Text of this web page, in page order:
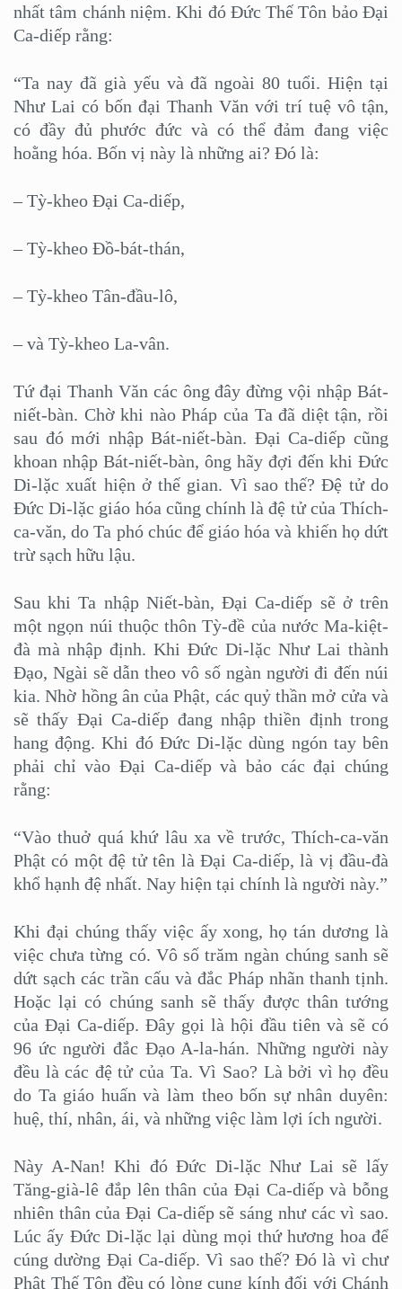
nhất tâm chánh niệm. Khi đó Đức Thế Tôn bảo Đại
Ca-diếp rằng:
“Ta nay đã già yếu và đã ngoài 80 tuổi. Hiện tại
Như Lai có bốn đại Thanh Văn với trí tuệ vô tận,
có đầy đủ phước đức và có thể đảm đang việc
hoằng hóa. Bốn vị này là những ai? Đó là:
– Tỳ-kheo Đại Ca-diếp,
– Tỳ-kheo Đồ-bát-thán,
– Tỳ-kheo Tân-đầu-lô,
– và Tỳ-kheo La-vân.
Tứ đại Thanh Văn các ông đây đừng vội nhập Bát-
niết-bàn. Chờ khi nào Pháp của Ta đã diệt tận, rồi
sau đó mới nhập Bát-niết-bàn. Đại Ca-diếp cũng
khoan nhập Bát-niết-bàn, ông hãy đợi đến khi Đức
Di-lặc xuất hiện ở thế gian. Vì sao thế? Đệ tử do
Đức Di-lặc giáo hóa cũng chính là đệ tử của Thích-
ca-văn, do Ta phó chúc để giáo hóa và khiến họ dứt
trừ sạch hữu lậu.
Sau khi Ta nhập Niết-bàn, Đại Ca-diếp sẽ ở trên
một ngọn núi thuộc thôn Tỳ-đề của nước Ma-kiệt-
đà mà nhập định. Khi Đức Di-lặc Như Lai thành
Đạo, Ngài sẽ dẫn theo vô số ngàn người đi đến núi
kia. Nhờ hồng ân của Phật, các quỷ thần mở cửa và
sẽ thấy Đại Ca-diếp đang nhập thiền định trong
hang động. Khi đó Đức Di-lặc dùng ngón tay bên
phải chỉ vào Đại Ca-diếp và bảo các đại chúng
rằng:
“Vào thuở quá khứ lâu xa về trước, Thích-ca-văn
Phật có một đệ tử tên là Đại Ca-diếp, là vị đầu-đà
khổ hạnh đệ nhất. Nay hiện tại chính là người này.”
Khi đại chúng thấy việc ấy xong, họ tán dương là
việc chưa từng có. Vô số trăm ngàn chúng sanh sẽ
dứt sạch các trần cấu và đắc Pháp nhãn thanh tịnh.
Hoặc lại có chúng sanh sẽ thấy được thân tướng
của Đại Ca-diếp. Đây gọi là hội đầu tiên và sẽ có
96 ức người đắc Đạo A-la-hán. Những người này
đều là các đệ tử của Ta. Vì Sao? Là bởi vì họ đều
do Ta giáo huấn và làm theo bốn sự nhân duyên:
huệ, thí, nhân, ái, và những việc làm lợi ích người.
Này A-Nan! Khi đó Đức Di-lặc Như Lai sẽ lấy
Tăng-già-lê đắp lên thân của Đại Ca-diếp và bỗng
nhiên thân của Đại Ca-diếp sẽ sáng như các vì sao.
Lúc ấy Đức Di-lặc lại dùng mọi thứ hương hoa để
cúng dường Đại Ca-diếp. Vì sao thế? Đó là vì chư
Phật Thế Tôn đều có lòng cung kính đối với Chánh